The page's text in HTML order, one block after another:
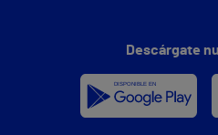
Descárgate